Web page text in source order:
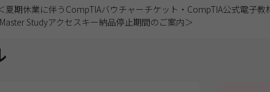
夏期休業に伴うCompTIAバウチャーチケット・CompTIA公式電子教
Studyアクセスキー納品停止期間のご案内＞